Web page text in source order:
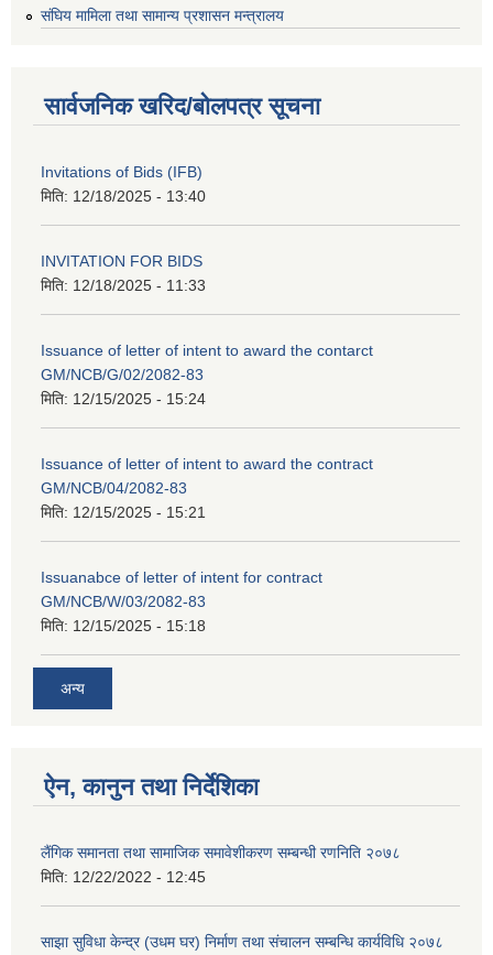
संघिय मामिला तथा सामान्य प्रशासन मन्त्रालय
सार्वजनिक खरिद/बोलपत्र सूचना
Invitations of Bids (IFB)
मिति: 12/18/2025 - 13:40
INVITATION FOR BIDS
मिति: 12/18/2025 - 11:33
Issuance of letter of intent to award the contarct
GM/NCB/G/02/2082-83
मिति: 12/15/2025 - 15:24
Issuance of letter of intent to award the contract
GM/NCB/04/2082-83
मिति: 12/15/2025 - 15:21
Issuanabce of letter of intent for contract
GM/NCB/W/03/2082-83
मिति: 12/15/2025 - 15:18
अन्य
ऐन, कानुन तथा निर्देशिका
लैंगिक समानता तथा सामाजिक समावेशीकरण सम्बन्धी रणनिति २०७८
मिति: 12/22/2022 - 12:45
साझा सुविधा केन्द्र (उधम घर) निर्माण तथा संचालन सम्बन्धि कार्यविधि २०७८